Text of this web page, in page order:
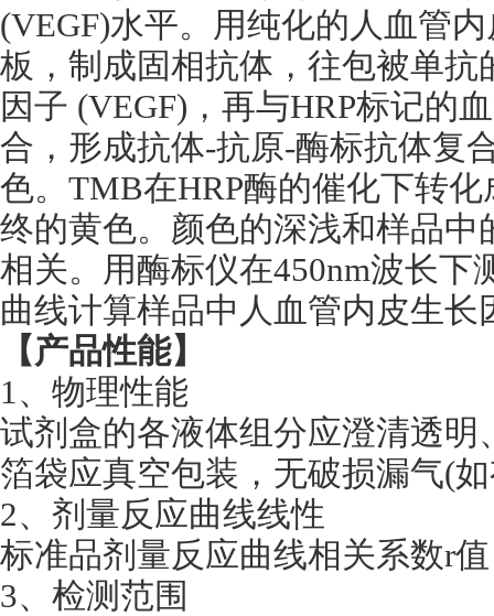
(VEGF)水平。用纯化的人血管
板，制成固相抗体，往包被单
因子 (VEGF)，再与HRP标记的
合，形成抗体-抗原-酶标抗体复
色。TMB在HRP酶的催化下转
终的黄色。颜色的深浅和样品
相关。用酶标仪在450nm波长下
曲线计算样品中人血管内皮生长
【产品性能】
1、物理性能
试剂盒的各液体组分应澄清透
箔袋应真空包装，无破损漏气(
2、剂量反应曲线线性
标准品剂量反应曲线相关系数r
3、检测范围